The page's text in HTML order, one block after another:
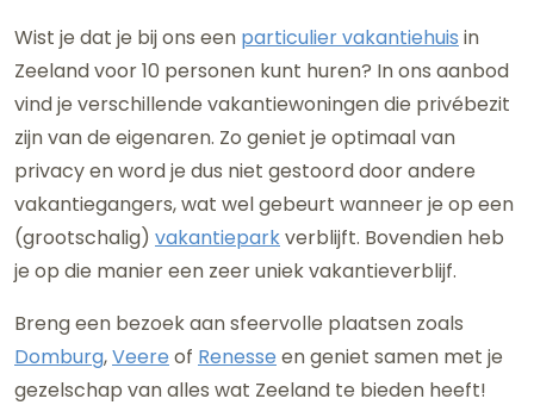
Wist je dat je bij ons een particulier vakantiehuis in
Zeeland voor 10 personen kunt huren? In ons aanbod
vind je verschillende vakantiewoningen die privébezit
zijn van de eigenaren. Zo geniet je optimaal van
privacy en word je dus niet gestoord door andere
vakantiegangers, wat wel gebeurt wanneer je op een
(grootschalig) vakantieparkverblijft. Bovendien heb
je op die manier een zeer uniek vakantieverblijf.
Breng een bezoek aan sfeervolle plaatsen zoals
Domburg,Veere of Renesse en geniet samen met je
gezelschap van alles wat Zeeland te bieden heeft!